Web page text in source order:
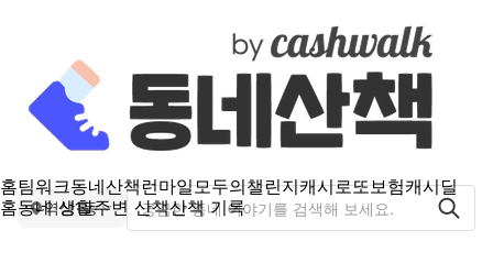
홈팀워크동네산책런마일모두의챌린지캐시로또보험캐시딜
홈동네 생활주변 산책산책 기록
역삼1동